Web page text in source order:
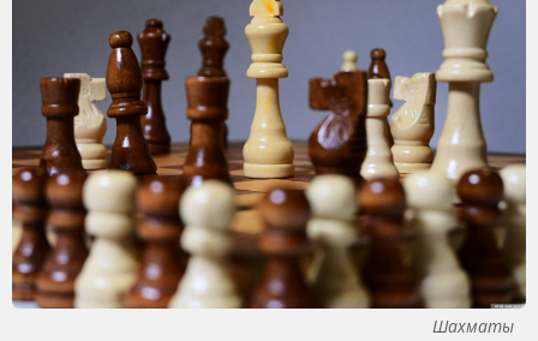
Шахматы